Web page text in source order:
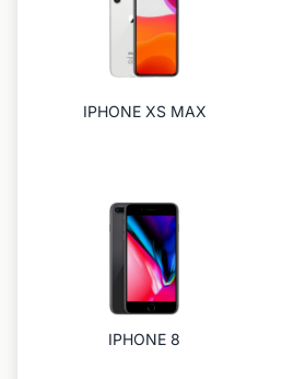
IPHONE XS MAX
IPHONE 8